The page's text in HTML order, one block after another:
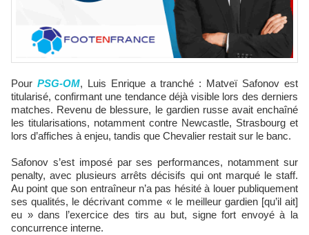
Pour PSG‑OM, Luis Enrique a tranché : Matveï Safonov est
titularisé, confirmant une tendance déjà visible lors des derniers
matches. Revenu de blessure, le gardien russe avait enchaîné
les titularisations, notamment contre Newcastle, Strasbourg et
lors d’affiches à enjeu, tandis que Chevalier restait sur le banc.
Safonov s’est imposé par ses performances, notamment sur
penalty, avec plusieurs arrêts décisifs qui ont marqué le staff.
Au point que son entraîneur n’a pas hésité à louer publiquement
ses qualités, le décrivant comme « le meilleur gardien [qu’il ait]
eu » dans l’exercice des tirs au but, signe fort envoyé à la
concurrence interne.